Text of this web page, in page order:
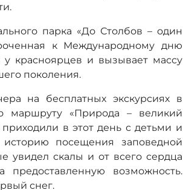
парка «До Столбов – один
к Международному дню
у красноярцев и вызывает массу
поколения.
на бесплатных экскурсиях в
маршруту «Природа – великий
в этот день с детьми и
посещения заповедной
увидел скалы и от всего сердца
предоставленную возможность.
снег.